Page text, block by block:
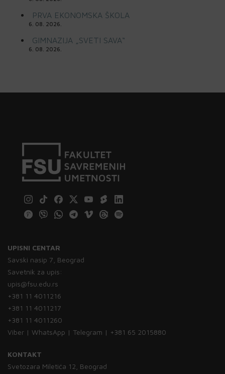
PRVA EKONOMSKA ŠKOLA
6. 08. 2026.
GIMNAZIJA „SVETI SAVA“
6. 08. 2026.
UPISNI CENTAR
Savski nasip 7, Beograd
Savetnik za upis:
upis@fsu.edu.rs
+381 11 4011216
+381 11 4011217
+381 11 4011260
Viber | WhatsApp | Telegram | +381 65 2015880
KONTAKT
Svetozara Miletića 12, Beograd